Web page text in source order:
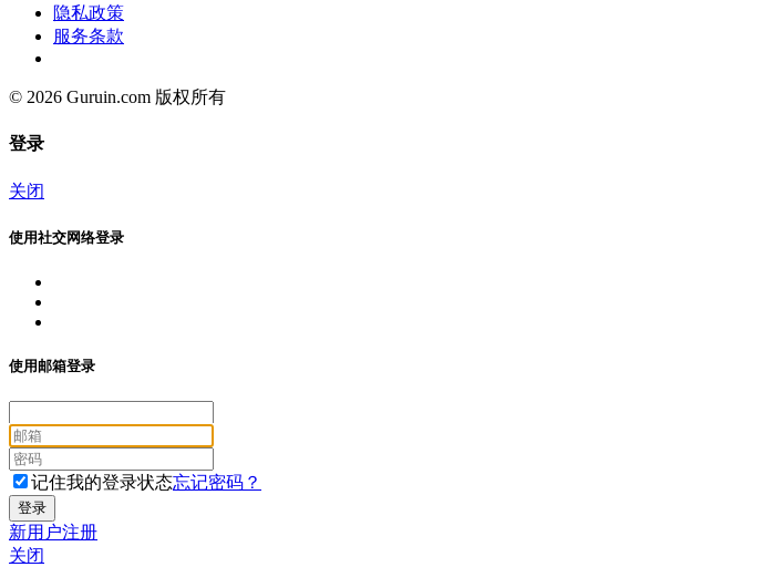
隐私政策
服务条款
© 2026 Guruin.com 版权所有
登录
关闭
使用社交网络登录
使用邮箱登录
记住我的登录状态忘记密码？
新用户注册
关闭